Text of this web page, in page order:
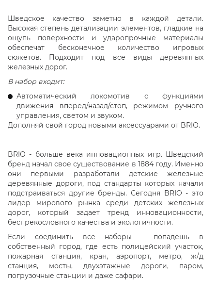
Шведское качество заметно в каждой детали.
Высокая степень детализации элементов, гладкие на
ощупь поверхности и ударопрочные материалы
обеспечат бесконечное количество игровых
сюжетов. Подходит под все виды деревянных
железных дорог.
В набор входит:
Автоматический локомотив с функциями
движения вперед/назад/стоп, режимом ручного
управления, светом и звуком.
Дополняй свой город новыми аксессуарами от BRIO.
BRIO - больше века инновационных игр. Шведский
бренд начал свое существование в 1884 году. Именно
они первыми разработали детские железные
деревянные дороги, под стандарты которых начали
подстраиваться другие бренды. Сегодня BRIO - это
лидер мирового рынка среди детских железных
дорог, который задает тренд инновационности,
беспрекословного качества и экологичности.
Если соединить все наборы - попадешь в
собственный город, где есть полицейский участок,
пожарная станция, кран, аэропорт, метро, ж/д
станция, мосты, двухэтажные дороги, паром,
погрузочные станции и даже сафари.